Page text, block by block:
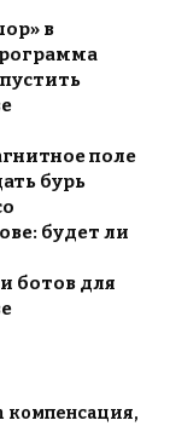
в
поле
бурь
будет ли
ботов для
компенсация